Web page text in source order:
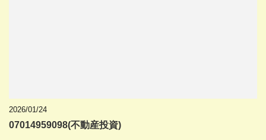
2026/01/24
07014959098(不動産投資)